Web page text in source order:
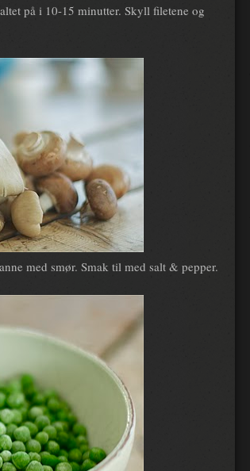
på i 10-15 minutter. Skyll filetene og
med smør. Smak til med salt & pepper.